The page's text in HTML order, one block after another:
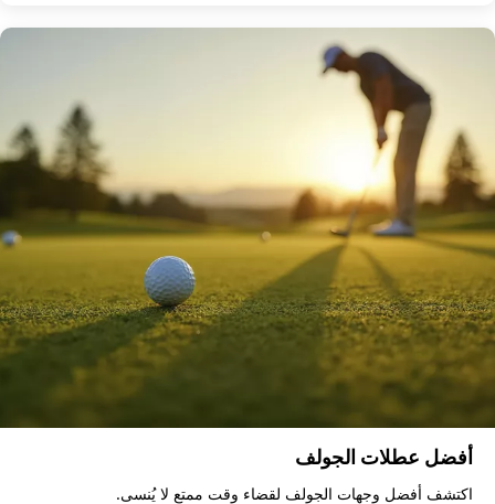
أفضل عطلات الجولف
اكتشف أفضل وجهات الجولف لقضاء وقت ممتع لا يُنسى.